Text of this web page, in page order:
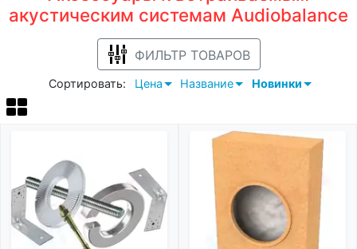
акустическим системам Audiobalance
ФИЛЬТР ТОВАРОВ
Сортировать: Цена Название Новинки